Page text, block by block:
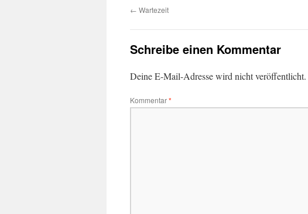
← Wartezeit
Schreibe einen Kommentar
Deine E-Mail-Adresse wird nicht veröffentlicht.
Kommentar*